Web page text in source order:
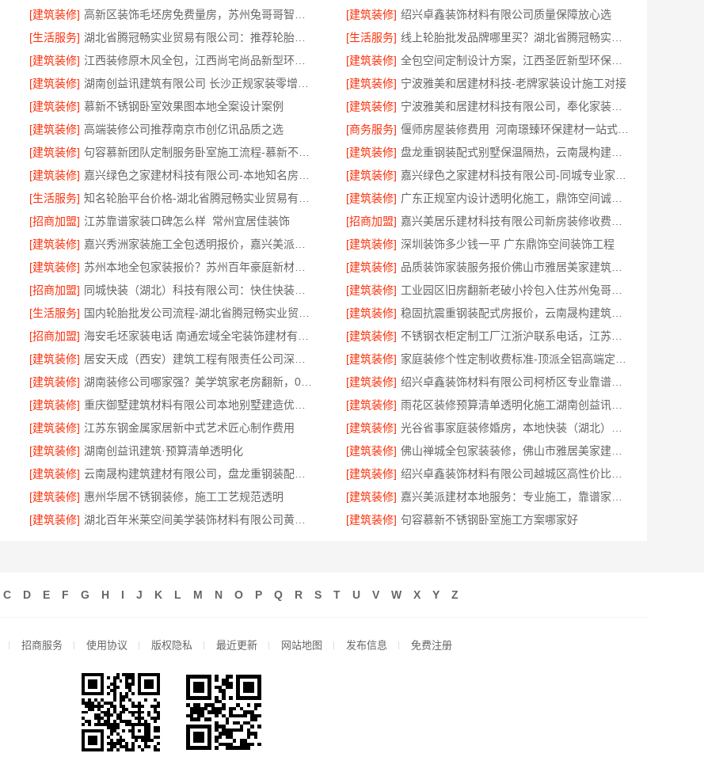
[建筑装修] [建筑装修] 绍兴卓鑫装饰材料有限公司质量保障放心选
[生活服务] [生活服务]
[建筑装修] [建筑装修]
[建筑装修] [建筑装修] 宁波雅美和居建材科技-老牌家装设计施工对接
[建筑装修] 慕新不锈钢卧室效果图本地全案设计案例 [建筑装修]
[建筑装修] 高端装修公司推荐南京市创亿讯品质之选 [商务服务]
[建筑装修] [建筑装修]
[建筑装修] [建筑装修]
[生活服务] [建筑装修]
[招商加盟] 江苏靠谱家装口碑怎么样_常州宜居佳装饰 [招商加盟]
[建筑装修] [建筑装修] 深圳装饰多少钱一平 广东鼎饰空间装饰工程
[建筑装修] [建筑装修]
[招商加盟] [建筑装修]
[生活服务] [建筑装修]
[招商加盟] [建筑装修]
[建筑装修] [建筑装修]
[建筑装修] [建筑装修]
[建筑装修] [建筑装修]
[建筑装修] 江苏东钢金属家居新中式艺术匠心制作费用 [建筑装修]
[建筑装修] 湖南创益讯建筑·预算清单透明化 [建筑装修]
[建筑装修] [建筑装修]
[建筑装修] 惠州华居不锈钢装修，施工工艺规范透明 [建筑装修]
[建筑装修] [建筑装修] 句容慕新不锈钢卧室施工方案哪家好
C D E F G H I J K L M N O P Q R S T U V W X Y Z
招商服务 使用协议 版权隐私 最近更新 网站地图 发布信息 免费注册